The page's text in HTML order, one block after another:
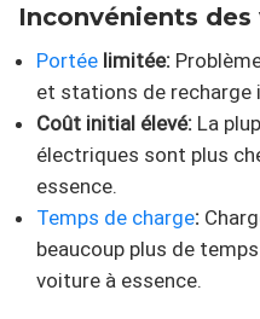
Inconvénients
Portée limitée:
et stations de recharge
Coût initial élevé: La
électriques sont plus
essence.
Temps de charge:
beaucoup plus de
voiture à essence.